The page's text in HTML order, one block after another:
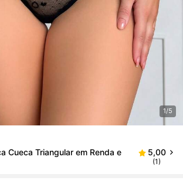
1/5
Cueca Triangular em Renda e
5,00
(1)